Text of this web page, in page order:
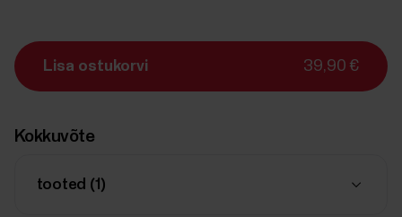
Lisa ostukorvi 39,90 €
Kokkuvõte
tooted (1 )